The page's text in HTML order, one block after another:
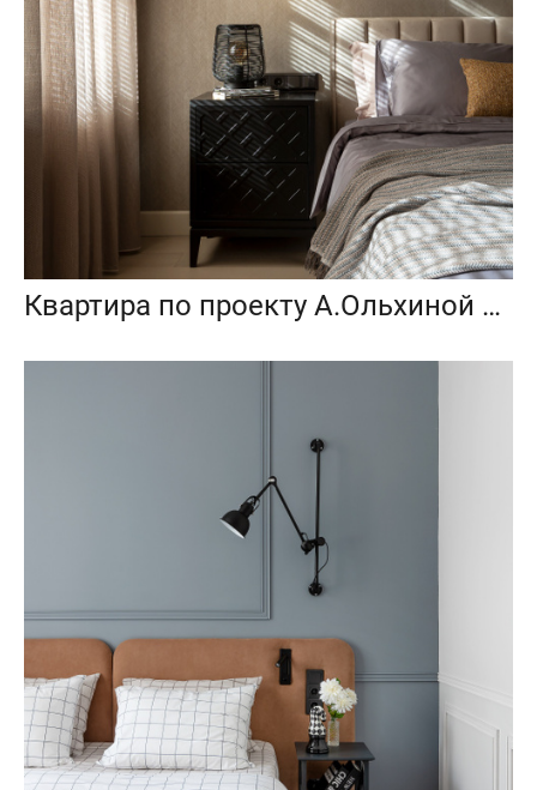
Квартира по проекту А.Ольхиной и Э.Исхаковой